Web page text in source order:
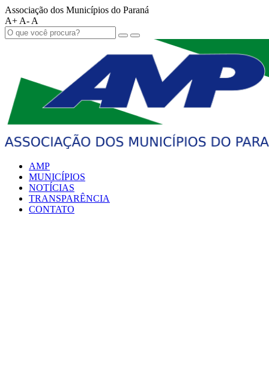
Associação dos Municípios do Paraná
A+ A- A
AMP
MUNICÍPIOS
NOTÍCIAS
TRANSPARÊNCIA
CONTATO